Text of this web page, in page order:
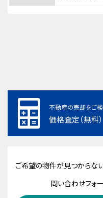
不動産の売却をご
価格査定（無料
ご希望の物件が見つからない
問い合わせフォ